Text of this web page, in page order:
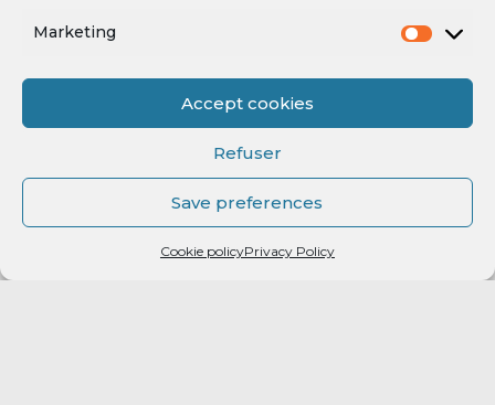
Marketing
Accept cookies
Refuser
Save preferences
Cookie policyPrivacy Policy
Mentions légales
Mentions légales